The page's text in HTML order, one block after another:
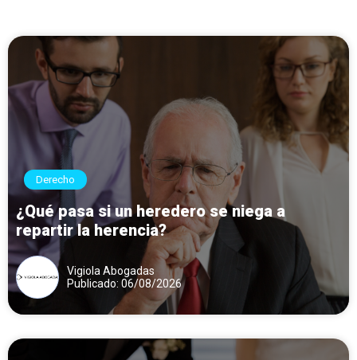
Derecho
¿Qué pasa si un heredero se niega a
repartir la herencia?
Vigiola Abogadas
Publicado: 06/08/2026